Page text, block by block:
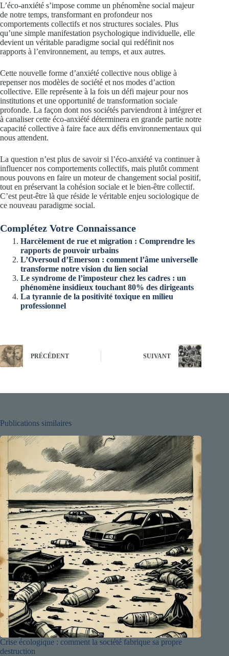
L’éco-anxiété s’impose comme un phénomène social majeur
de notre temps, transformant en profondeur nos
comportements collectifs et nos structures sociales. Plus
qu’une simple manifestation psychologique individuelle, elle
devient un véritable paradigme social qui redéfinit nos
rapports à l’environnement, au temps, et aux autres.
Cette nouvelle forme d’anxiété collective nous oblige à
repenser nos modèles de société et nos modes d’action
collective. Elle représente à la fois un défi majeur pour nos
institutions et une opportunité de transformation sociale
profonde. La façon dont nos sociétés parviendront à intégrer et
à canaliser cette éco-anxiété déterminera en grande partie notre
capacité collective à faire face aux défis environnementaux qui
nous attendent.
La question n’est plus de savoir si l’éco-anxiété va continuer à
influencer nos comportements collectifs, mais plutôt comment
nous pouvons en faire un moteur de changement social positif,
tout en préservant la cohésion sociale et le bien-être collectif.
C’est peut-être là que réside le véritable enjeu sociologique de
ce nouveau paradigme social.
Complétez Votre Connaissance
Harcèlement de rue et migration : Comprendre les
rapports de pouvoir urbains
L’Oversoul d’Emerson : comment l’âme universelle
transforme notre vision du lien social
Le syndrome de l’imposteur chez les cadres : un
phénomène insidieux touchant 80% des dirigeants
La tyrannie de la positivité toxique en milieu
professionnel
PRÉCÉDENT SUIVANT
Publications similaires
Crise écologique : comment la société fabrique sa propre
destruction